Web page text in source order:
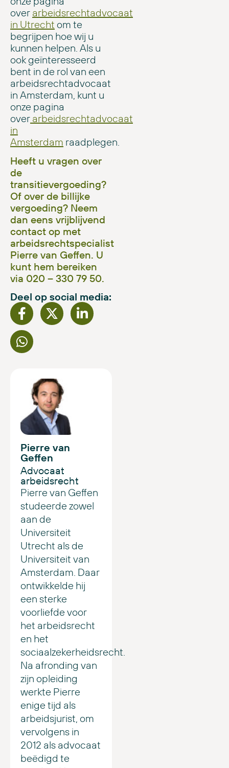
over arbeidsrechtadvocaat
in Utrecht om te
begrijpen hoe wij u
kunnen helpen. Als u
ook geïnteresseerd
bent in de rol van een
arbeidsrechtadvocaat
in Amsterdam, kunt u
onze pagina
over arbeidsrechtadvocaat
in
Amsterdam raadplegen.
Heeft u vragen over
de
transitievergoeding?
Of over de billijke
vergoeding? Neem
dan eens vrijblijvend
contact op met
arbeidsrechtspecialist
Pierre van Geffen. U
kunt hem bereiken
via 020 – 330 79 50.
Deel op social media:
Pierre van
Geffen
Advocaat
arbeidsrecht
Pierre van Geffen
studeerde zowel
aan de
Universiteit
Utrecht als de
Universiteit van
Amsterdam. Daar
ontwikkelde hij
een sterke
voorliefde voor
het arbeidsrecht
en het
sociaalzekerheidsrecht.
Na afronding van
zijn opleiding
werkte Pierre
enige tijd als
arbeidsjurist, om
vervolgens in
2012 als advocaat
beëdigd te